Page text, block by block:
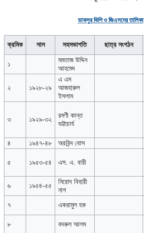
ডাকসুর ভিপি ও জিএসদের তালিকা
ক্রমিক সাল সহসভাপতি ছাত্র সংগঠন
১
মমতাজ উদ্দিন
আহমেদ
২ ১৯২৮-২৯
এ এম
আজহারুল
ইসলাম
৩ ১৯২৯-৩২
রমণী কান্ত
ভট্টাচার্য
৪
১৯৪৭-৪৮ অরবিন্দ বোস
৫ ১৯৫৩-৫৪ এস. এ. বারী
৬
১৯৫৪-৫৫
নিরোদ বিহারী
নাগ
৭
একরামুল হক
৮
বদরুল আলম